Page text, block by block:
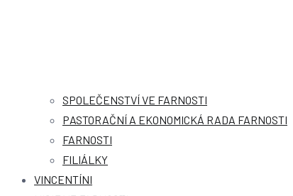
SPOLEČENSTVÍ VE FARNOSTI
PASTORAČNÍ A EKONOMICKÁ RADA FARNOSTI
FARNOSTI
FILIÁLKY
VINCENTÍNI